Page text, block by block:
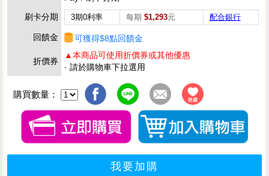
刷卡分期
3期0利率 每期 $1,293元 配合銀行
回饋金 可獲得$8點回饋金
折價券
▲本商品可使用折價券或其他優惠
· 請於購物車下拉選用
購買數量：
我要加購